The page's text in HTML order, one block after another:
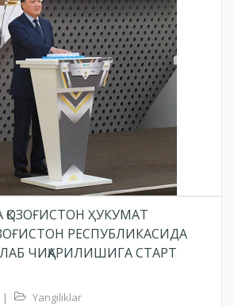
ҲУКУМАТ
РЕСПУБЛИКАСИДА
ЧИҚАРИЛИШИГА СТАРТ
|
Yangiliklar